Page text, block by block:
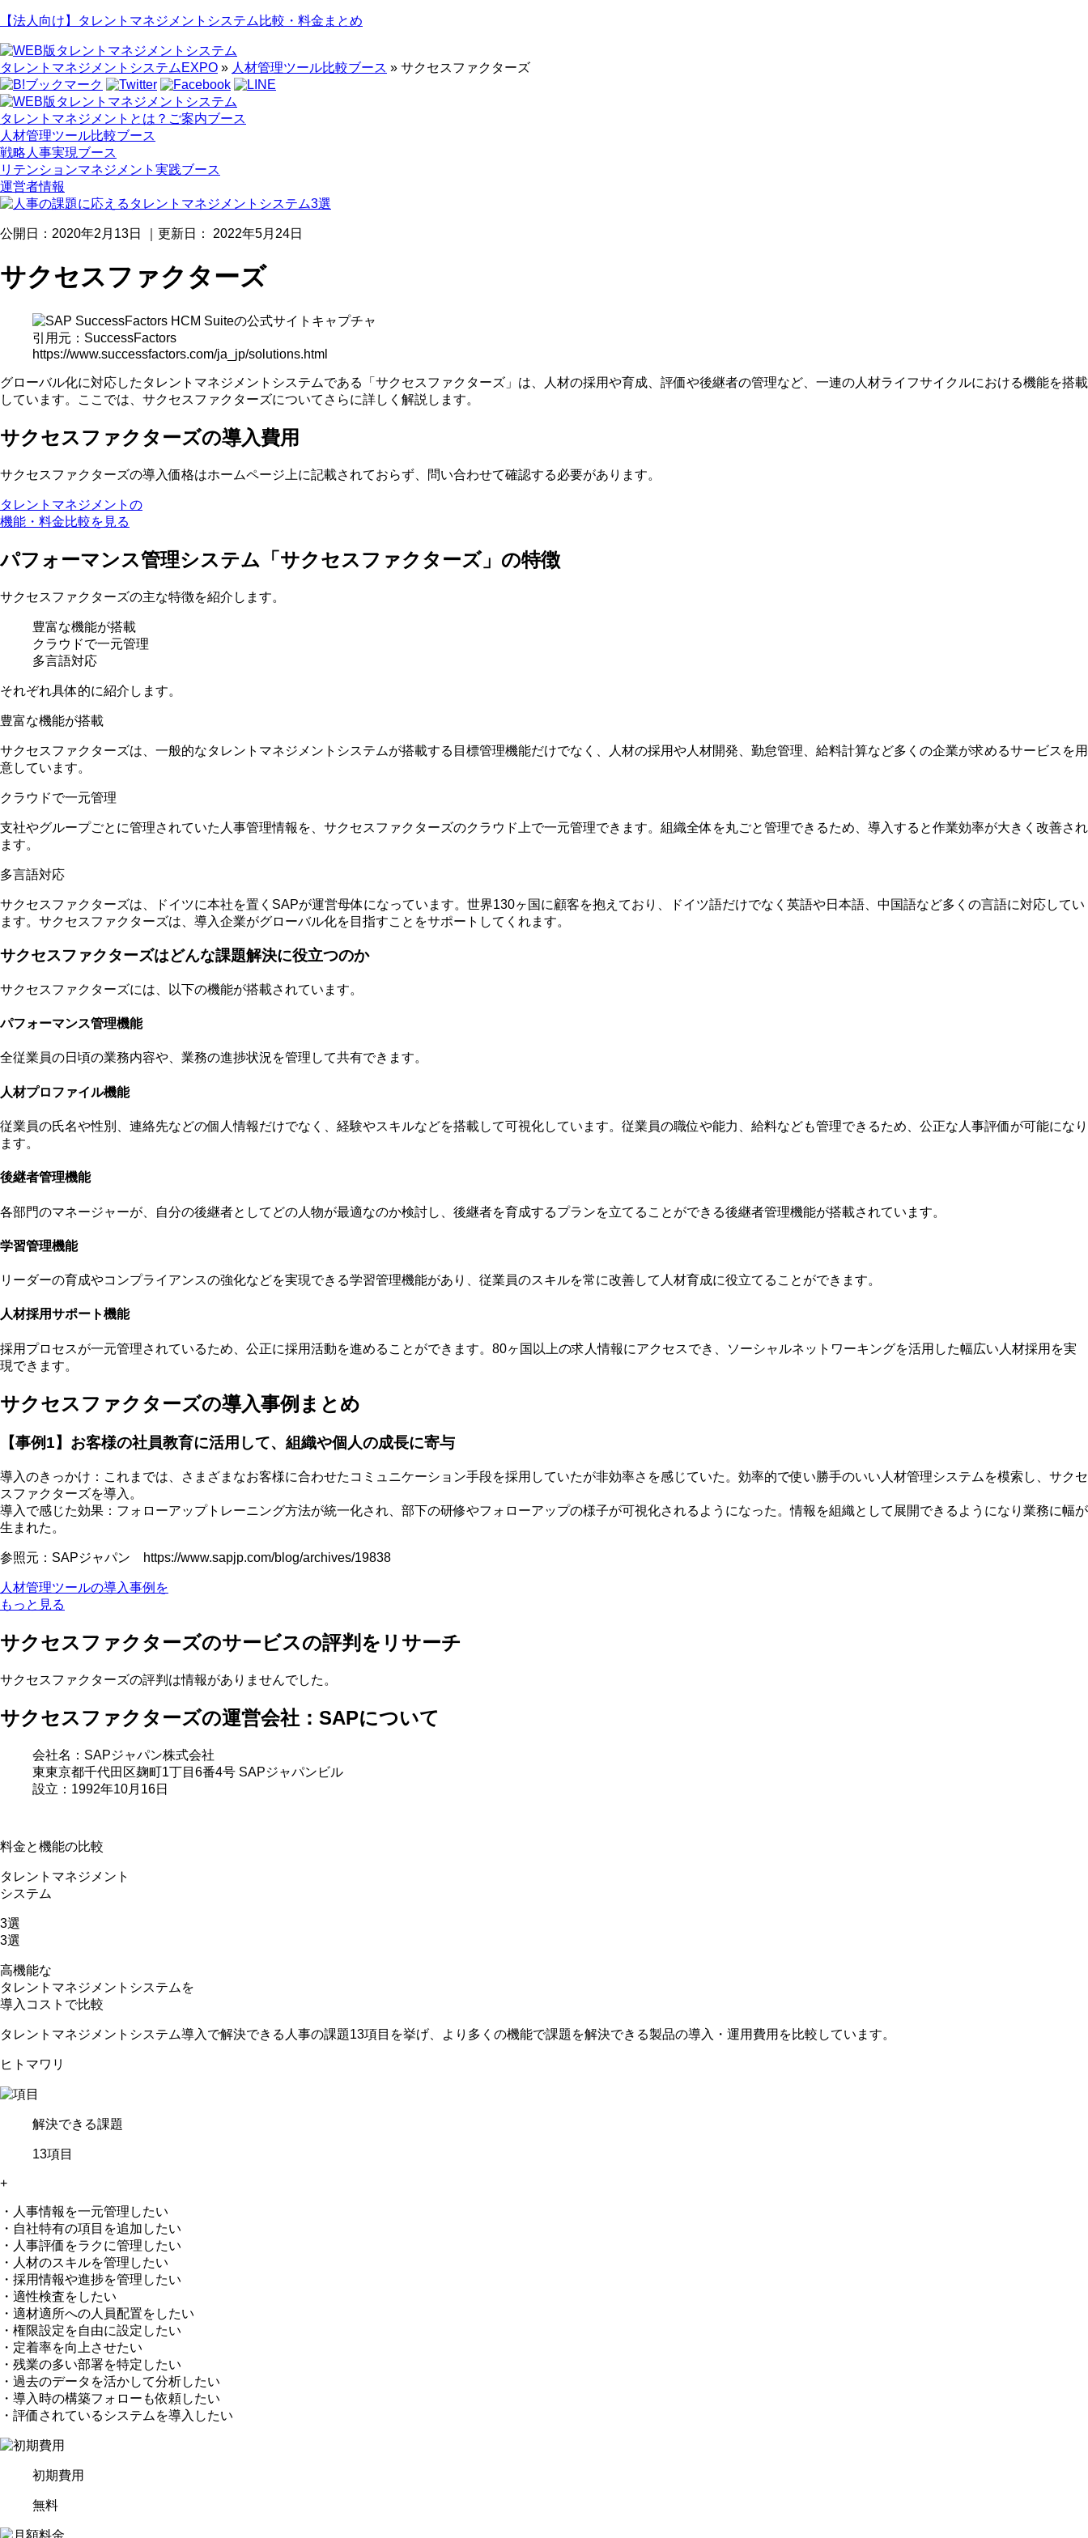
【法人向け】タレントマネジメントシステム比較・料金まとめ
タレントマネジメントシステムEXPO » 人材管理ツール比較ブース » サクセスファクターズ
タレントマネジメントとは？ご案内ブース
人材管理ツール比較ブース
戦略人事実現ブース
リテンションマネジメント実践ブース
運営者情報
公開日： 2020年2月13日 ｜更新日： 2022年5月24日
サクセスファクターズ
引用元：SuccessFactors
https://www.successfactors.com/ja_jp/solutions.html
グローバル化に対応したタレントマネジメントシステムである「サクセスファクターズ」は、人材の採用や育成、評価や後継者の管理など、一連の人材ライフサイクルにおける機能を搭載
しています。ここでは、サクセスファクターズについてさらに詳しく解説します。
サクセスファクターズの導入費用
サクセスファクターズの導入価格はホームページ上に記載されておらず、問い合わせて確認する必要があります。
タレントマネジメントの
機能・料金比較を見る
パフォーマンス管理システム「サクセスファクターズ」の特徴
サクセスファクターズの主な特徴を紹介します。
豊富な機能が搭載
クラウドで一元管理
多言語対応
それぞれ具体的に紹介します。
豊富な機能が搭載
サクセスファクターズは、一般的なタレントマネジメントシステムが搭載する目標管理機能だけでなく、人材の採用や人材開発、勤怠管理、給料計算など多くの企業が求めるサービスを用
意しています。
クラウドで一元管理
支社やグループごとに管理されていた人事管理情報を、サクセスファクターズのクラウド上で一元管理できます。組織全体を丸ごと管理できるため、導入すると作業効率が大きく改善され
ます。
多言語対応
サクセスファクターズは、ドイツに本社を置くSAPが運営母体になっています。世界130ヶ国に顧客を抱えており、ドイツ語だけでなく英語や日本語、中国語など多くの言語に対応してい
ます。サクセスファクターズは、導入企業がグローバル化を目指すことをサポートしてくれます。
サクセスファクターズはどんな課題解決に役立つのか
サクセスファクターズには、以下の機能が搭載されています。
パフォーマンス管理機能
全従業員の日頃の業務内容や、業務の進捗状況を管理して共有できます。
人材プロファイル機能
従業員の氏名や性別、連絡先などの個人情報だけでなく、経験やスキルなどを搭載して可視化しています。従業員の職位や能力、給料なども管理できるため、公正な人事評価が可能になり
ます。
後継者管理機能
各部門のマネージャーが、自分の後継者としてどの人物が最適なのか検討し、後継者を育成するプランを立てることができる後継者管理機能が搭載されています。
学習管理機能
リーダーの育成やコンプライアンスの強化などを実現できる学習管理機能があり、従業員のスキルを常に改善して人材育成に役立てることができます。
人材採用サポート機能
採用プロセスが一元管理されているため、公正に採用活動を進めることができます。80ヶ国以上の求人情報にアクセスでき、ソーシャルネットワーキングを活用した幅広い人材採用を実
現できます。
サクセスファクターズの導入事例まとめ
【事例1】お客様の社員教育に活用して、組織や個人の成長に寄与
導入のきっかけ：これまでは、さまざまなお客様に合わせたコミュニケーション手段を採用していたが非効率さを感じていた。効率的で使い勝手のいい人材管理システムを模索し、サクセ
スファクターズを導入。
導入で感じた効果：フォローアップトレーニング方法が統一化され、部下の研修やフォローアップの様子が可視化されるようになった。情報を組織として展開できるようになり業務に幅が
生まれた。
参照元：SAPジャパン https://www.sapjp.com/blog/archives/19838
人材管理ツールの導入事例を
もっと見る
サクセスファクターズのサービスの評判をリサーチ
サクセスファクターズの評判は情報がありませんでした。
サクセスファクターズの運営会社：SAPについて
会社名：SAPジャパン株式会社
東東京都千代田区麹町1丁目6番4号 SAPジャパンビル
設立：1992年10月16日
料金と機能の比較
タレントマネジメント
システム
3選
3選
高機能な
タレントマネジメントシステムを
導入コストで比較
タレントマネジメントシステム導入で解決できる人事の課題13項目を挙げ、より多くの機能で課題を解決できる製品の導入・運用費用を比較しています。
ヒトマワリ
解決できる課題
13項目
+
・人事情報を一元管理したい
・自社特有の項目を追加したい
・人事評価をラクに管理したい
・人材のスキルを管理したい
・採用情報や進捗を管理したい
・適性検査をしたい
・適材適所への人員配置をしたい
・権限設定を自由に設定したい
・定着率を向上させたい
・残業の多い部署を特定したい
・過去のデータを活かして分析したい
・導入時の構築フォローも依頼したい
・評価されているシステムを導入したい
初期費用
無料